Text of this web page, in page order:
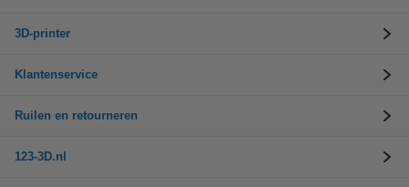
3D-printer
Klantenservice
Ruilen en retourneren
123-3D.nl